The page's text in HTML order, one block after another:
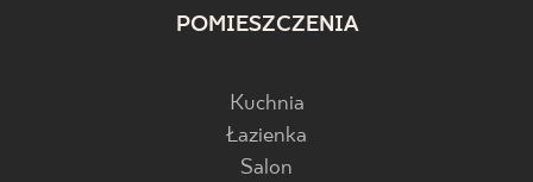
EN SK DE UK
POMIESZCZENIA
Kuchnia
Łazienka
Salon